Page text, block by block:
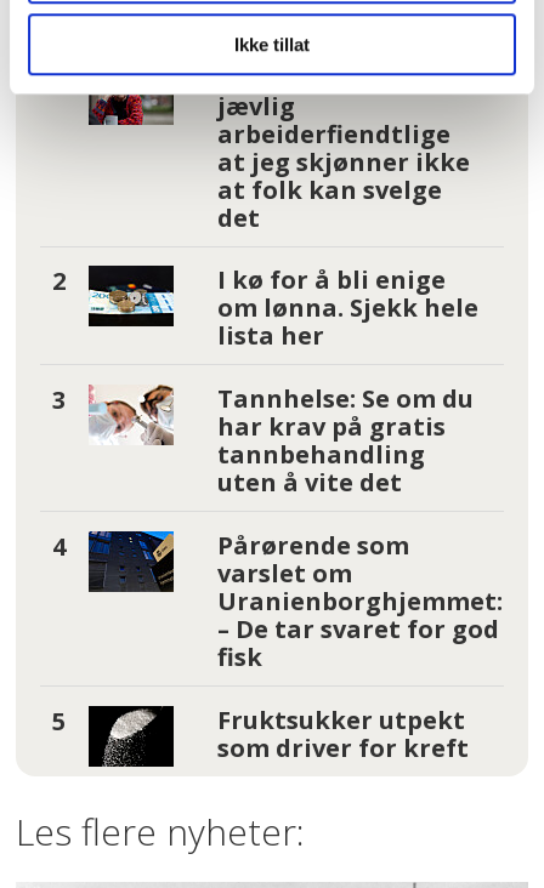
Ikke tillat
Mest lest| Siste sju dager
– Reglene nå er så
jævlig
arbeiderfiendtlige
at jeg skjønner ikke
at folk kan svelge
det
I kø for å bli enige
om lønna. Sjekk hele
lista her
Tannhelse: Se om du
har krav på gratis
tannbehandling
uten å vite det
Pårørende som
varslet om
Uranienborghjemmet:
– De tar svaret for god
fisk
Fruktsukker utpekt
som driver for kreft
Les flere nyheter: